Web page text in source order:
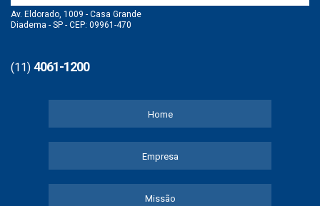
Av. Eldorado, 1009 - Casa Grande
Diadema - SP - CEP: 09961-470
(11) 4061-1200
Home
Empresa
Missão